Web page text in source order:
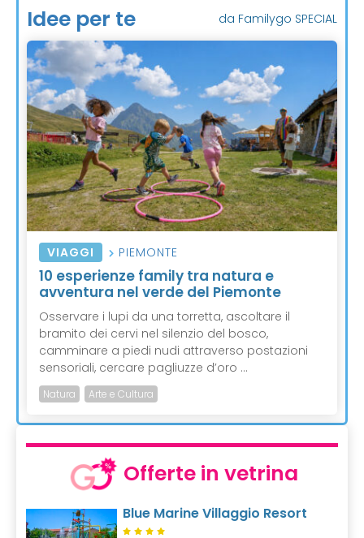
Idee per te da Familygo SPECIAL
VIAGGI PIEMONTE
10 esperienze family tra natura e
avventura nel verde del Piemonte
Osservare i lupi da una torretta, ascoltare il
bramito dei cervi nel silenzio del bosco,
camminare a piedi nudi attraverso postazioni
sensoriali, cercare pagliuzze d’oro ...
Natura Arte e Cultura
Offerte in vetrina
Blue Marine Villaggio Resort